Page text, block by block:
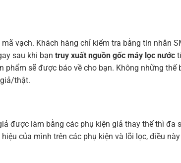
vạch. Khách hàng chỉ kiểm tra bằng tin nhắn
sau khi bạn truy xuất nguồn gốc máy lọc nước
phẩm sẽ được báo về cho bạn. Không những thế
thật.
được làm bằng các phụ kiện giả thay thế thì đa
của mình trên các phụ kiện và lõi lọc, điều